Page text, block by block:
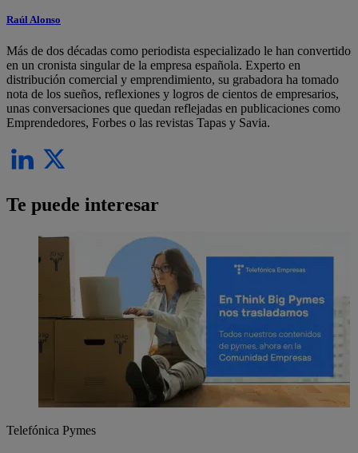
Raúl Alonso
Más de dos décadas como periodista especializado le han convertido
en un cronista singular de la empresa española. Experto en
distribución comercial y emprendimiento, su grabadora ha tomado
nota de los sueños, reflexiones y logros de cientos de empresarios,
unas conversaciones que quedan reflejadas en publicaciones como
Emprendedores, Forbes o las revistas Tapas y Savia.
Te puede interesar
Telefónica Pymes